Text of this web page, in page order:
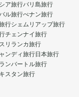
ア旅行バリ島旅行
ル旅行ぺナン旅行
行シェムリアップ旅行
チェンナイ旅行
スリランカ旅行
ンディ旅行日本旅行
ンバートル旅行
スタン旅行